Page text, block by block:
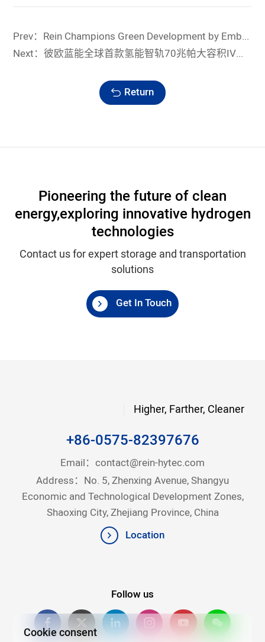
Prev：Rein Champions Green Development by Embracing UN Sustainability Initiatives
Next：彼欧蓝能全球首款氢能智轨70兆帕大容积IV型储氢瓶盛大揭幕
Return
Pioneering the future of clean
energy,exploring innovative hydrogen
technologies
Contact us for expert storage and transportation
solutions
Get In Touch
Higher, Farther, Cleaner
+86-0575-82397676
Email： contact@rein-hytec.com
Address：No. 5, Zhenxing Avenue, Shangyu
Economic and Technological Development Zones,
Shaoxing City, Zhejiang Province, China
Location
Follow us
Cookie consent